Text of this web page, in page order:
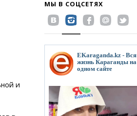
и
МЫ В СОЦСЕТЯХ
EKaraganda.kz - Вся
жизнь Караганды на
одном сайте